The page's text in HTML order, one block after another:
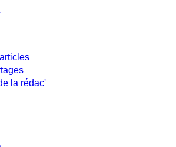
la rédac'